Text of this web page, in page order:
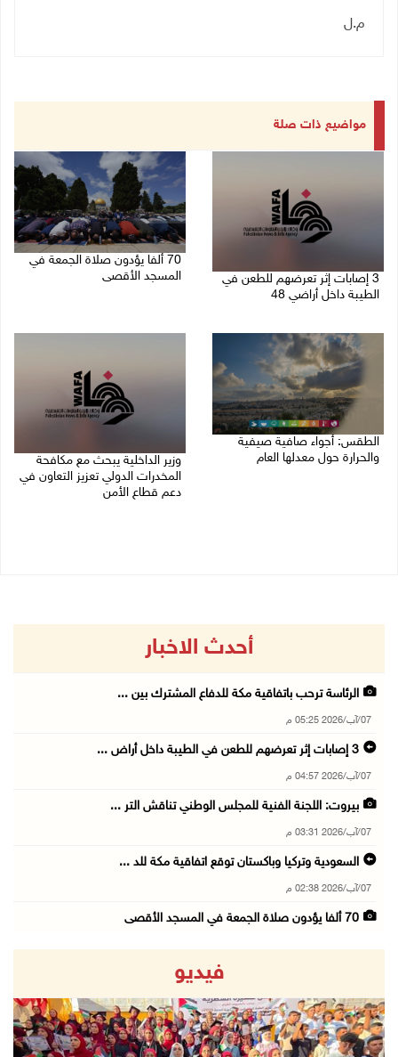
م.ل
مواضيع ذات صلة
3 إصابات إثر تعرضهم للطعن في
الطيبة داخل أراضي 48
70 ألفا يؤدون صلاة الجمعة في
المسجد الأقصى
الطقس: أجواء صافية صيفية
والحرارة حول معدلها العام
وزير الداخلية يبحث مع مكافحة
المخدرات الدولي تعزيز التعاون في
دعم قطاع الأمن
أحدث الاخبار
الرئاسة ترحب باتفاقية مكة للدفاع المشترك بين ...
07/آب/2026 05:25 م
3 إصابات إثر تعرضهم للطعن في الطيبة داخل أراض ...
07/آب/2026 04:57 م
بيروت: اللجنة الفنية للمجلس الوطني تناقش التر ...
07/آب/2026 03:31 م
السعودية وتركيا وباكستان توقع اتفاقية مكة للد ...
07/آب/2026 02:38 م
70 ألفا يؤدون صلاة الجمعة في المسجد الأقصى
الرئاسة تدين الهجمات الصاروخية على المملكة ال ...
07/آب/2026 02:19 م
مستعمرون ينفذون جولات استفزازية في عدة مناطق ...
فيديو